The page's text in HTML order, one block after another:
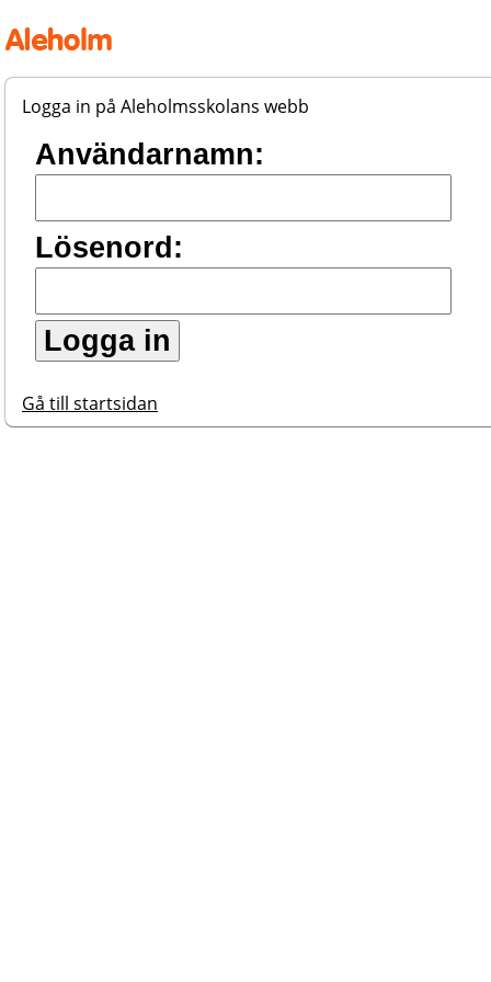
Logga in på Aleholmsskolans webb
Inloggning
Användarnamn:
Lösenord:
Gå till startsidan